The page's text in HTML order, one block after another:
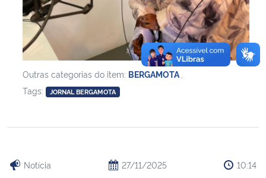
Outras categorias do item: BERGAMOTA
Tags:
JORNAL BERGAMOTA
Notícia 27/11/2025 10:14